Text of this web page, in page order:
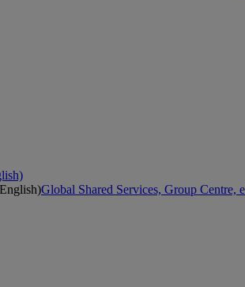
Global Shared Services, Group Centre,